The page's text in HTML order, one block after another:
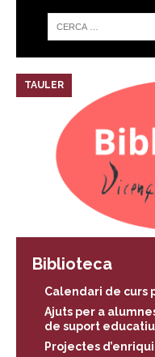
TAULER
Biblioteca
Calendari de curs
Ajuts per a
de suport educatiu
Projectes